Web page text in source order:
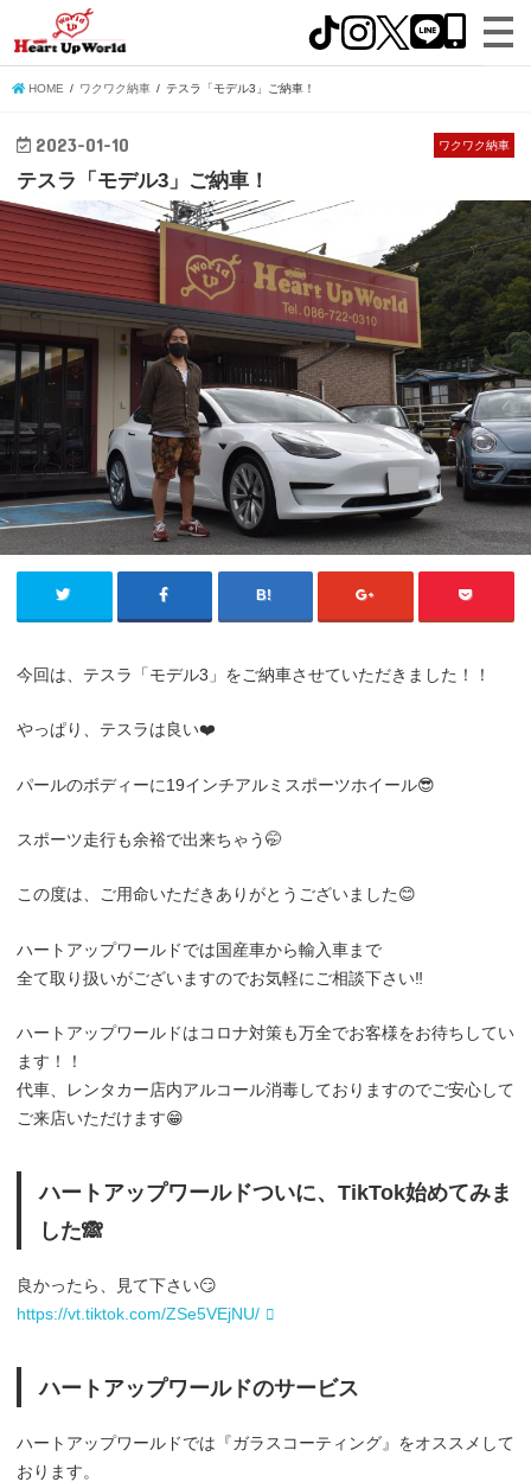
HOME ワクワク納車 テスラ「モデル3」ご納車！
ワクワク納車
2023-01-10
テスラ「モデル3」ご納車！
今回は、テスラ「モデル3」をご納車させていただきました！！
やっぱり、テスラは良い❤️
パールのボディーに19インチアルミスポーツホイール😎
スポーツ走行も余裕で出来ちゃう🤭
この度は、ご用命いただきありがとうございました😊
ハートアップワールドでは国産車から輸入車まで
全て取り扱いがございますのでお気軽にご相談下さい‼️
ハートアップワールドはコロナ対策も万全でお客様をお待ちしてい
ます！！
代車、レンタカー店内アルコール消毒しておりますのでご安心して
ご来店いただけます😁
ハートアップワールドついに、TikTok始めてみま
した🙈
良かったら、見て下さい😏
https://vt.tiktok.com/ZSe5VEjNU/
ハートアップワールドのサービス
ハートアップワールドでは『ガラスコーティング』をオススメして
おります。